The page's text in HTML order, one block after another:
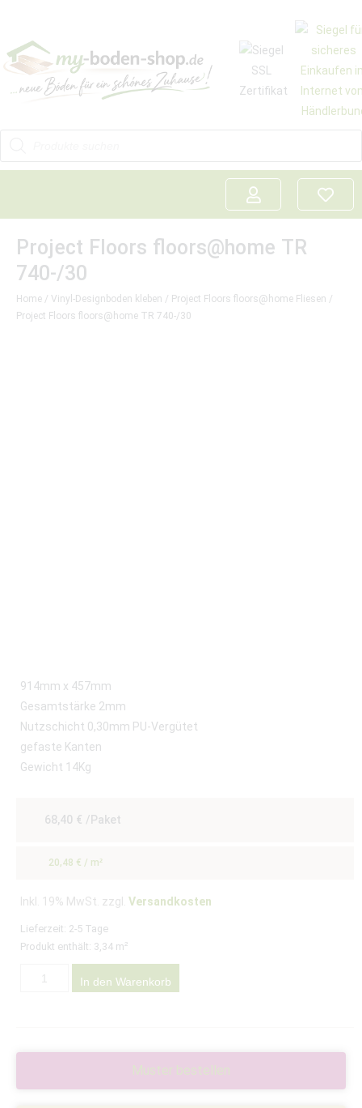
Project Floors floors@home TR
740-/30
Home / Vinyl-Designboden kleben / Project Floors floors@home Fliesen /
Project Floors floors@home TR 740-/30
914mm x 457mm
Gesamtstärke 2mm
Nutzschicht 0,30mm PU-Vergütet
gefaste Kanten
Gewicht 14Kg
68,40 € /Paket
20,48 € / m²
Inkl. 19% MwSt. zzgl. Versandkosten
Lieferzeit: 2-5 Tage
Produkt enthält: 3,34 m²
In den Warenkorb